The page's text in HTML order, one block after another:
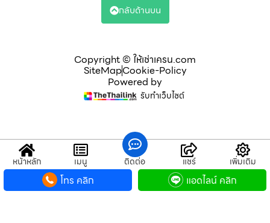
Copyright © ให้เช่าเครน.com
SiteMapCookie-Policy
Powered by
รับทำเว็บไซต์
กลับด้านบน
หน้าหลัก เมนู ติดต่อ แชร์ เพิ่มเติม
โทร คลิก แอดไลน์ คลิก